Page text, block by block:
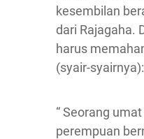
kesembilan
dari Rajagaha.
harus
(syair-syairnya):
“ Seorang
perempuan